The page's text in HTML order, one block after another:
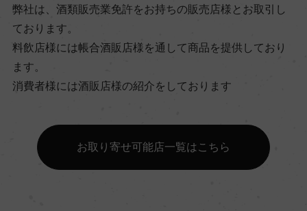
ー
ー
コンクール入賞歴
弊社は、酒類販売業免許をお持ちの販売店様とお取引し
ております。
料飲店様には帳合酒販店様を通して商品を提供しており
ます。
消費者様には酒販店様の紹介をしております
お取り寄せ可能店一覧はこちら